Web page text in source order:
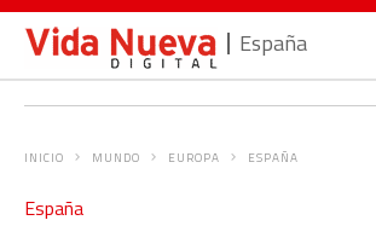
España
INICIO MUNDO EUROPA ESPAÑA
España